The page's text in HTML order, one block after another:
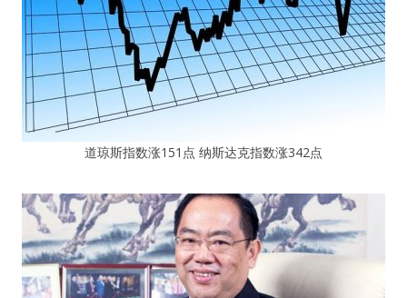
道琼斯指数涨151点 纳斯达克指数涨342点